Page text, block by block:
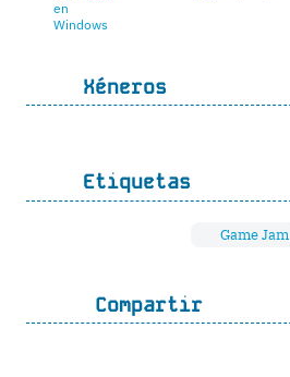
Xéneros
Etiquetas
Game Jam
Compartir